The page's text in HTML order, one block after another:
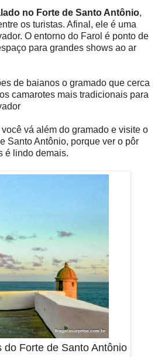
no Forte de Santo Antônio,
os turistas. Afinal, ele é uma
O entorno do Farol é ponto de
para grandes shows ao ar
de baianos o gramado que cerca
camarotes mais tradicionais para
vá além do gramado e visite o
Santo Antônio, porque ver o pôr
é lindo demais.
do Forte de Santo Antônio